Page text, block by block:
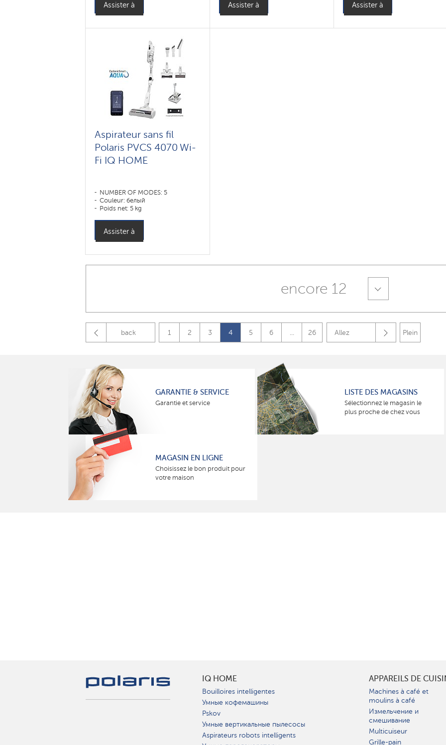
Assister à Assister à Assister à
Aspirateur sans fil
Polaris PVCS 4070 Wi-
Fi IQ HOME
NUMBER OF MODES: 5
Couleur: белый
Poids net: 5 kg
Assister à
encore 12
back 1 2 3 4 5 6 ... 26 Allez Plein
GARANTIE & SERVICE
Garantie et service
LISTE DES MAGASINS
Sélectionnez le magasin le
plus proche de chez vous
MAGASIN EN LIGNE
Choisissez le bon produit pour
votre maison
IQ HOME
Bouilloires intelligentes
Умные кофемашины
Pskov
Умные вертикальные пылесосы
Aspirateurs robots intelligents
APPAREILS DE
Machines à café et
moulins à café
Измельчение и
смешивание
Multicuiseur
Grille-pain